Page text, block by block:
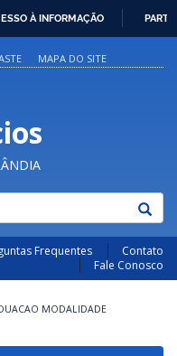
À INFORMAÇÃO
MAPA DO SITE
Frequentes
Contato
Fale Conosco
MODALIDADE